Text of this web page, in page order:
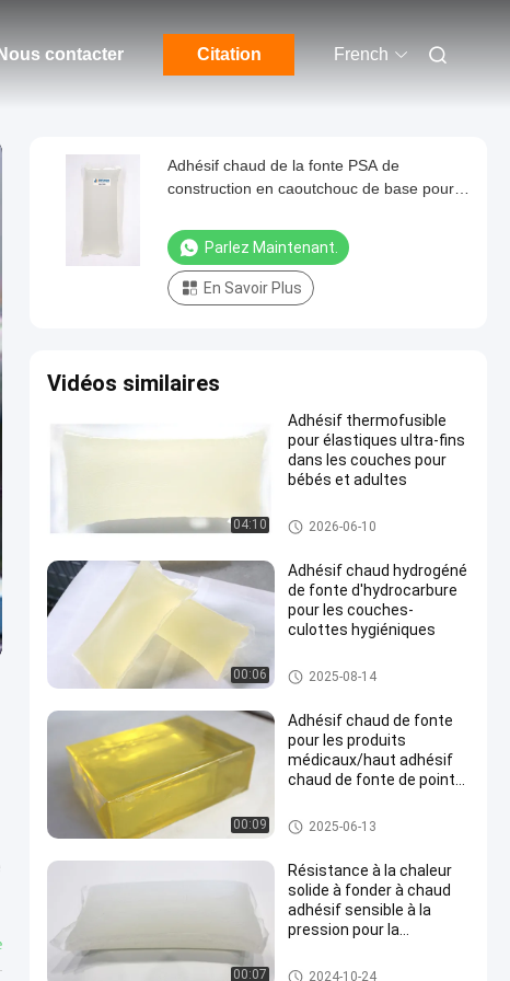
Nous contacter Citation French
Adhésif chaud de la fonte PSA de
construction en caoutchouc de base pour
Parlez Maintenant.
En Savoir Plus
Vidéos similaires
04:10
Adhésif thermofusible
pour élastiques ultra-fins
dans les couches pour
bébés et adultes
adhésif chaud de la fonte PSA
2026-06-10
00:06
Adhésif chaud hydrogéné
de fonte d'hydrocarbure
pour les couches-
culottes hygiéniques
adhésif chaud de fonte
2025-08-14
00:09
Adhésif chaud de fonte
pour les produits
médicaux/haut adhésif
chaud de fonte de pointe
Adhésif chaud de fonte pour le
s produits médicaux
2025-06-13
00:07
Résistance à la chaleur
solide à fonder à chaud
adhésif sensible à la
pression pour la
adhésif chaud de la fonte PSA
2024-10-24